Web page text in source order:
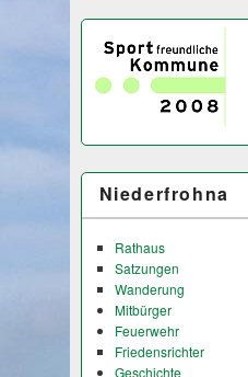
Niederfrohna
Rathaus
Satzungen
Wanderung
Mitbürger
Feuerwehr
Friedensrichter
Geschichte